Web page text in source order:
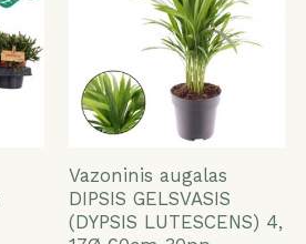
Vazoninis augalas
DIPSIS GELSVASIS
(DYPSIS LUTESCENS) 4,